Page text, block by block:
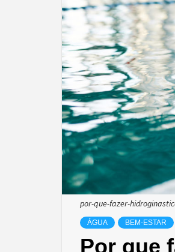
por-que-fazer-
ÁGUA BEM-ESTAR
Por que